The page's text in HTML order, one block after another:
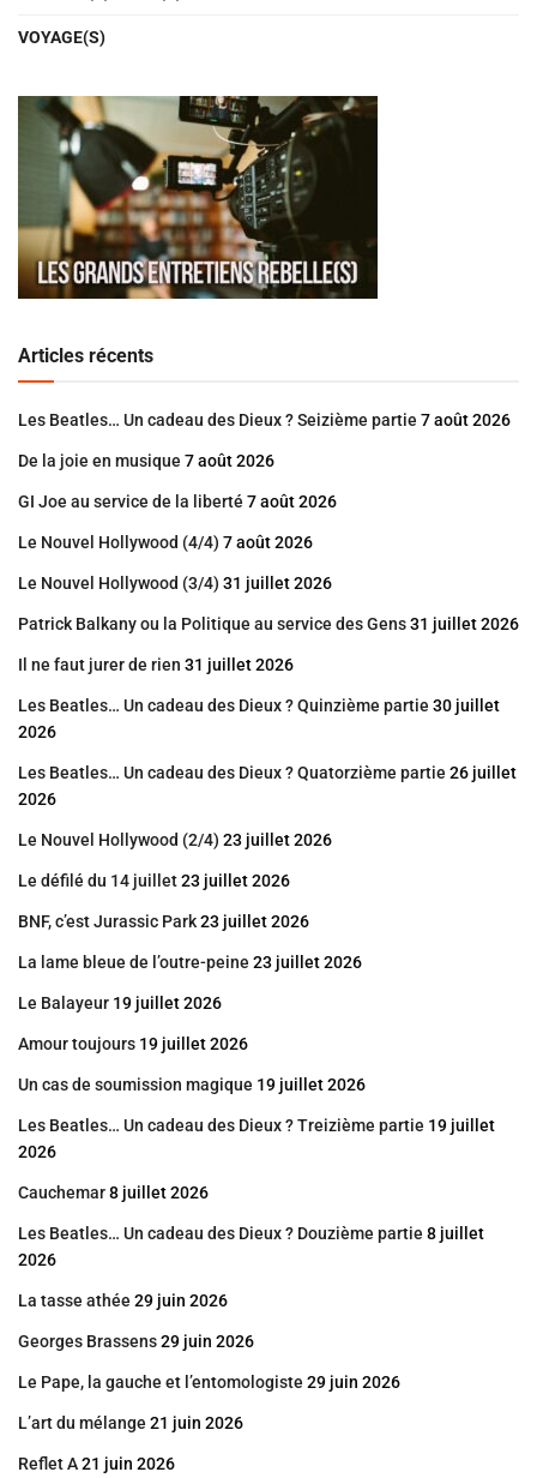
VOYAGE(S)
Articles récents
Les Beatles… Un cadeau des Dieux ? Seizième partie 7 août 2026
De la joie en musique 7 août 2026
GI Joe au service de la liberté 7 août 2026
Le Nouvel Hollywood (4/4) 7 août 2026
Le Nouvel Hollywood (3/4) 31 juillet 2026
Patrick Balkany ou la Politique au service des Gens31 juillet 2026
Il ne faut jurer de rien 31 juillet 2026
Les Beatles… Un cadeau des Dieux ? Quinzième partie 30 juillet
2026
Les Beatles… Un cadeau des Dieux ? Quatorzième partie 26 juillet
2026
Le Nouvel Hollywood (2/4) 23 juillet 2026
Le défilé du 14 juillet23 juillet 2026
BNF, c’est Jurassic Park23 juillet 2026
La lame bleue de l’outre-peine 23 juillet 2026
Le Balayeur 19 juillet 2026
Amour toujours 19 juillet 2026
Un cas de soumission magique 19 juillet 2026
Les Beatles… Un cadeau des Dieux ? Treizième partie 19 juillet
2026
Cauchemar8 juillet 2026
Les Beatles… Un cadeau des Dieux ? Douzième partie 8 juillet
2026
La tasse athée 29 juin 2026
Georges Brassens29 juin 2026
Le Pape, la gauche et l’entomologiste 29 juin 2026
L’art du mélange 21 juin 2026
Reflet A21 juin 2026